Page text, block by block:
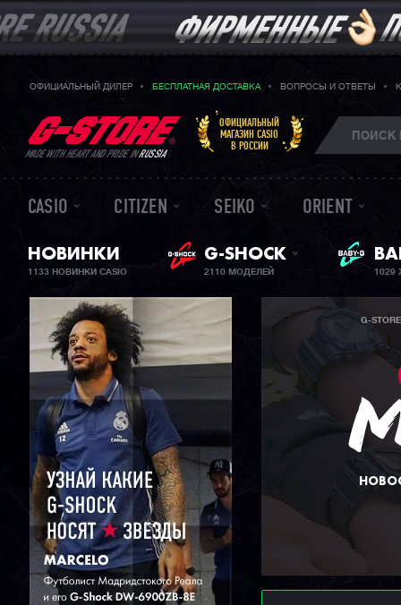
ОФИЦИАЛЬНЫЙ ДИЛЕР БЕСПЛАТНАЯ ДОСТАВКА ВОПРОСЫ И ОТВЕТЫ
MADE WITH HEART AND PRIDE INRUSSIA
ОФИЦИАЛЬНЫЙ
МАГАЗИН CASIO
В РОССИИ
CASIO CITIZEN SEIKO ORIENT
НОВИНКИ
1133 НОВИНКИ CASIO
G-SHOCK
2110 МОДЕЛЕЙ 1029
G-STORE